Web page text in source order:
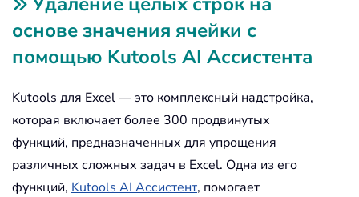
основе значения ячейки с
помощью Kutools AI Ассистента
Kutools для Excel — это комплексный надстройка,
которая включает более 300 продвинутых
функций, предназначенных для упрощения
различных сложных задач в Excel. Одна из его
функций, Kutools AI Ассистент, помогает